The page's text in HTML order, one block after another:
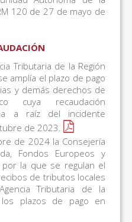
120 de 27 de mayo de
Tributaria de la Región
amplía el plazo de pago
y demás derechos de
cuya recaudación
a raíz del incidente
de 2023.
de 2024 la Consejería
Fondos Europeos y
por la que se regulan el
de tributos locales
Tributaria de la
plazos de pago en